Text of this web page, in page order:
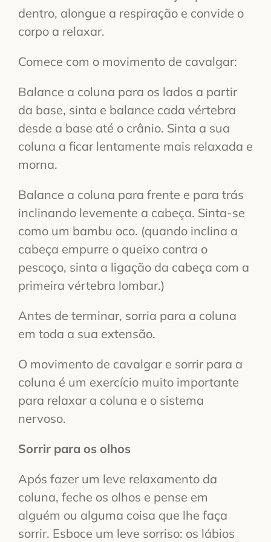
dentro, alongue a respiração e convide o
corpo a relaxar.
Comece com o movimento de cavalgar:
Balance a coluna para os lados a partir
da base, sinta e balance cada vértebra
desde a base até o crânio. Sinta a sua
coluna a ficar lentamente mais relaxada e
morna.
Balance a coluna para frente e para trás
inclinando levemente a cabeça. Sinta-se
como um bambu oco. (quando inclina a
cabeça empurre o queixo contra o
pescoço, sinta a ligação da cabeça com a
primeira vértebra lombar.)
Antes de terminar, sorria para a coluna
em toda a sua extensão.
O movimento de cavalgar e sorrir para a
coluna é um exercício muito importante
para relaxar a coluna e o sistema
nervoso.
Sorrir para os olhos
Após fazer um leve relaxamento da
coluna, feche os olhos e pense em
alguém ou alguma coisa que lhe faça
sorrir. Esboce um leve sorriso: os lábios